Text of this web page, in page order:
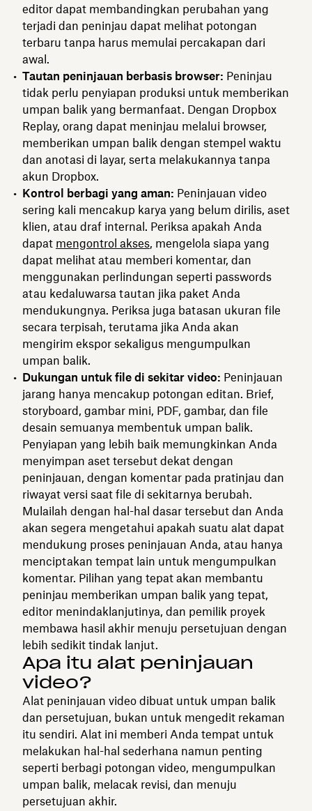
editor dapat membandingkan perubahan yang
terjadi dan peninjau dapat melihat potongan
terbaru tanpa harus memulai percakapan dari
awal.
Tautan peninjauan berbasis browser: Peninjau
tidak perlu penyiapan produksi untuk memberikan
umpan balik yang bermanfaat. Dengan Dropbox
Replay, orang dapat meninjau melalui browser,
memberikan umpan balik dengan stempel waktu
dan anotasi di layar, serta melakukannya tanpa
akun Dropbox.
Kontrol berbagi yang aman: Peninjauan video
sering kali mencakup karya yang belum dirilis, aset
klien, atau draf internal. Periksa apakah Anda
dapat mengontrol akses, mengelola siapa yang
dapat melihat atau memberi komentar, dan
menggunakan perlindungan seperti passwords
atau kedaluwarsa tautan jika paket Anda
mendukungnya. Periksa juga batasan ukuran file
secara terpisah, terutama jika Anda akan
mengirim ekspor sekaligus mengumpulkan
umpan balik.
Dukungan untuk file di sekitar video: Peninjauan
jarang hanya mencakup potongan editan. Brief,
storyboard, gambar mini, PDF, gambar, dan file
desain semuanya membentuk umpan balik.
Penyiapan yang lebih baik memungkinkan Anda
menyimpan aset tersebut dekat dengan
peninjauan, dengan komentar pada pratinjau dan
riwayat versi saat file di sekitarnya berubah.
Mulailah dengan hal-hal dasar tersebut dan Anda
akan segera mengetahui apakah suatu alat dapat
mendukung proses peninjauan Anda, atau hanya
menciptakan tempat lain untuk mengumpulkan
komentar. Pilihan yang tepat akan membantu
peninjau memberikan umpan balik yang tepat,
editor menindaklanjutinya, dan pemilik proyek
membawa hasil akhir menuju persetujuan dengan
lebih sedikit tindak lanjut.
Apa itu alat peninjauan
video?
Alat peninjauan video dibuat untuk umpan balik
dan persetujuan, bukan untuk mengedit rekaman
itu sendiri. Alat ini memberi Anda tempat untuk
melakukan hal-hal sederhana namun penting
seperti berbagi potongan video, mengumpulkan
umpan balik, melacak revisi, dan menuju
persetujuan akhir.